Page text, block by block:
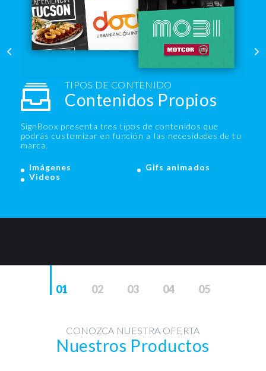
TIPOS DE CONTENIDO
Contenidos Propios
SignBoox presenta tres tipos de contenidos que
podrás customizar en función a las necesidades de tu
marca.
Imágenes
Videos
Gifs animados
1 2 3 4 5
CONOZCA NUESTRA OFERTA
Nuestros Productos